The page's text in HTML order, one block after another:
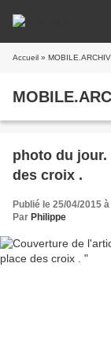
Accueil »
photo du jour.
des croix .
Publié le 25/04/2015
Par Philippe